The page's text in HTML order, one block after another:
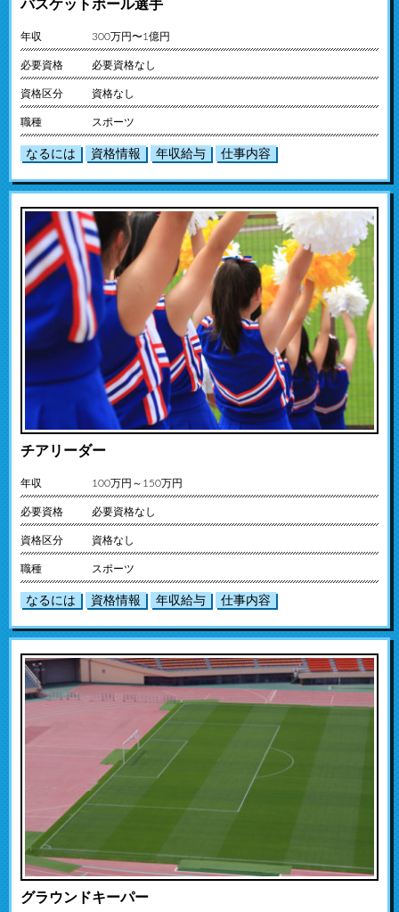
バスケットボール選手
年収 300万円〜1億円
必要資格 必要資格なし
資格区分 資格なし
職種 スポーツ
なるには 資格情報 年収給与 仕事内容
チアリーダー
年収 100万円～150万円
必要資格 必要資格なし
資格区分 資格なし
職種 スポーツ
なるには 資格情報 年収給与 仕事内容
グラウンドキーパー